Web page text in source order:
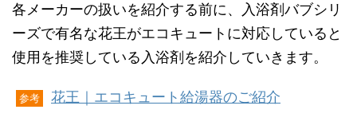
各メーカーの扱いを紹介する前に、入浴剤バブシリ
ーズで有名な花王がエコキュートに対応していると
使用を推奨している入浴剤を紹介していきます。
参考 花王｜エコキュート給湯器のご紹介